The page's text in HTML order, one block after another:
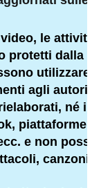
le attività
protetti dalla
utilizzare
agli autori e
né
piattaforme
e non
canzoni,